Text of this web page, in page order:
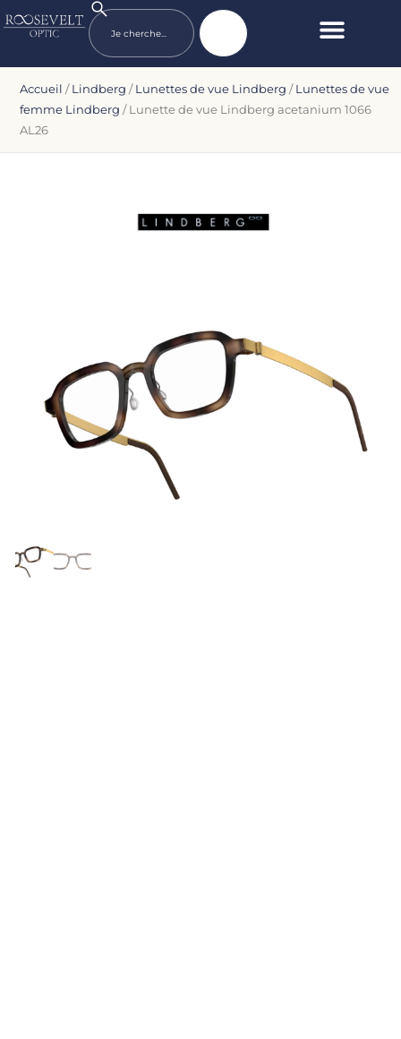
Accueil /Lindberg /Lunettes de vue Lindberg /Lunettes de vue
femme Lindberg / Lunette de vue Lindberg acetanium 1066
AL26